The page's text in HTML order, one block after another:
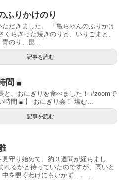
ふりかけのり
ただきました。 「亀ちゃんのふりかけ
くちぎった焼きのりと、いりごまと、
青のり、昆...
記事を読む
間
と、おにぎりを食べました！ #zoomで
時間
】 おにぎり会！ 塩む...
記事を読む
見守り始めて、約３週間が経ちまし
れるかと待っていたのですが、高いと
中を覗くわけにもいかず…。 ...